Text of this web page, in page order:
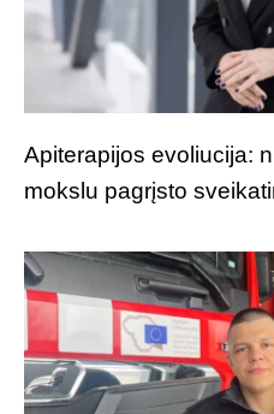
Apiterapijos evoliucija:
mokslu pagrįsto